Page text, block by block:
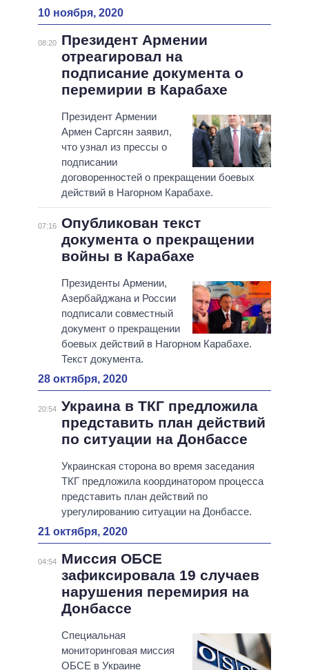
10 ноября, 2020
08:20
Президент Армении
отреагировал на
подписание документа о
перемирии в Карабахе
Президент Армении
Армен Саргсян заявил,
что узнал из прессы о
подписании
договоренностей о прекращении боевых
действий в Нагорном Карабахе.
07:16 Опубликован текст
документа о прекращении
войны в Карабахе
Президенты Армении,
Азербайджана и России
подписали совместный
документ о прекращении
боевых действий в Нагорном Карабахе.
Текст документа.
28 октября, 2020
20:54 Украина в ТКГ предложила
представить план действий
по ситуации на Донбассе
Украинская сторона во время заседания
ТКГ предложила координатором процесса
представить план действий по
урегулированию ситуации на Донбассе.
21 октября, 2020
04:54
Миссия ОБСЕ
зафиксировала 19 случаев
нарушения перемирия на
Донбассе
Специальная
мониторинговая миссия
ОБСЕ в Украине